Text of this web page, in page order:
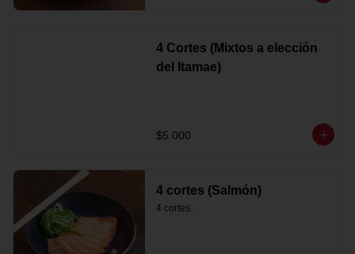
4 Cortes (Mixtos a elección
del Itamae)
$5.000
4 cortes (Salmón)
4 cortes.